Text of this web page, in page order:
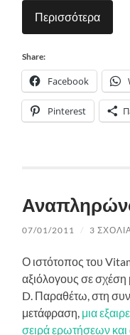
Περισσότερα
Share:
Facebook
Pinterest
07/01/2011 / 3
Ο ιστότοπος του
αξιόλογους σε σχέση
D. Παραθέτω, στη
μετάφραση, μια
σειρά ερωτήσεων